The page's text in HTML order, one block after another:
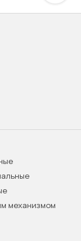
механизмом